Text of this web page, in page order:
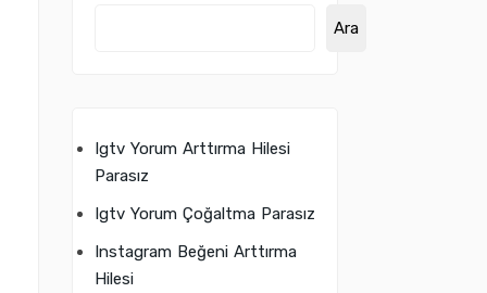
Ara
Igtv Yorum Arttırma Hilesi
Parasız
Igtv Yorum Çoğaltma Parasız
Instagram Beğeni Arttırma
Hilesi